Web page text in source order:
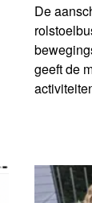
De
geeft de